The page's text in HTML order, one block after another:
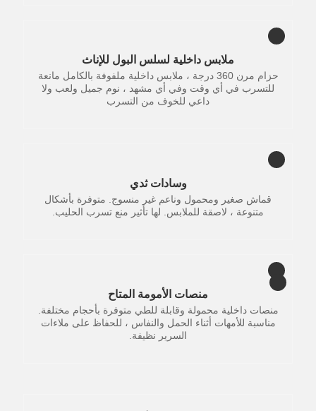
ملابس داخلية لسلس البول للإناث
حزام مرن 360 درجة ، ملابس داخلية ملفوفة بالكامل مانعة
للتسرب في أي وقت وفي أي مشهد ، نوم جميل ولعب ولا
داعي للخوف من التسرب
وسادات ثدي
قماش صغير ومحمول وناعم غير منسوج. متوفرة بأشكال
متنوعة ، لاصقة للملابس. لها تأثير منع تسرب الحليب.
منصات الأمومة المتاح
منصات داخلية محمولة وقابلة للطي متوفرة بأحجام مختلفة.
مناسبة للأمهات أثناء الحمل والنفاس ، للحفاظ على ملاءات
السرير نظيفة.